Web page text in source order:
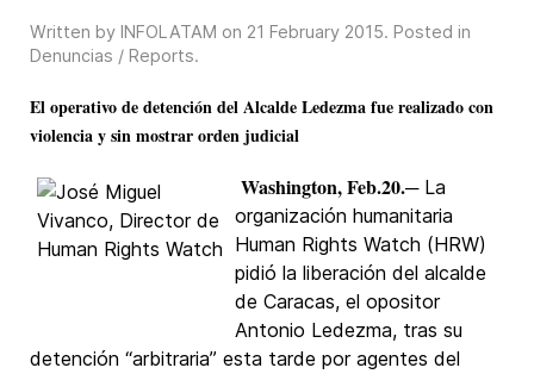
Written by INFOLATAM on 21 February 2015. Posted in
Denuncias / Reports.
El operativo de detención del Alcalde Ledezma fue realizado con
violencia y sin mostrar orden judicial
Washington, Feb.20.─ La
organización humanitaria
Human Rights Watch (HRW)
pidió la liberación del alcalde
de Caracas, el opositor
Antonio Ledezma, tras su
detención “arbitraria” esta tarde por agentes del